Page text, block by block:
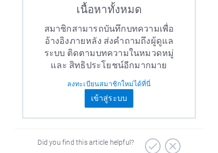
เนื้อหาทั้งหมด
สมาชิกสามารถบันทึกบทความเพื่อ
อ้างอิงภายหลัง ส่งคำถามถึงผู้ดูแล
ระบบ ติดตามบทความในหมวดหมู่
และ สิทธิประโยชน์อีกมากมาย
ลงทะเบียนสมาชิกใหม่ได้ที่นี่
เข้าสู่ระบบ
Did you find this article helpful?